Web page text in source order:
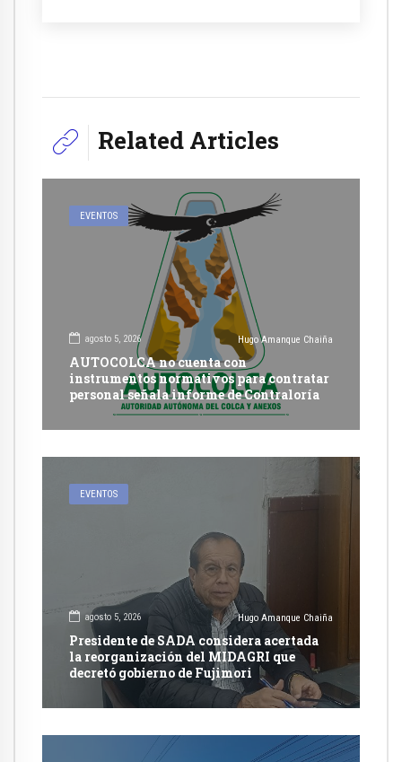
Related Articles
EVENTOS
agosto 5, 2026 Hugo Amanque Chaiña
AUTOCOLCA no cuenta con
instrumentos normativos para contratar
personal señala informe de Contraloría
EVENTOS
agosto 5, 2026 Hugo Amanque Chaiña
Presidente de SADA considera acertada
la reorganización del MIDAGRI que
decretó gobierno de Fujimori